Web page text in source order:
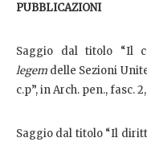
PUBBLICAZIONI
Saggio dal titolo “Il
legem delle Sezioni
c.p”, in Arch. pen., fasc.
Saggio dal titolo “Il